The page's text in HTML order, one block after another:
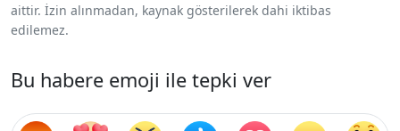
aittir. İzin alınmadan, kaynak gösterilerek dahi iktibas
edilemez.
Bu habere emoji ile tepki ver